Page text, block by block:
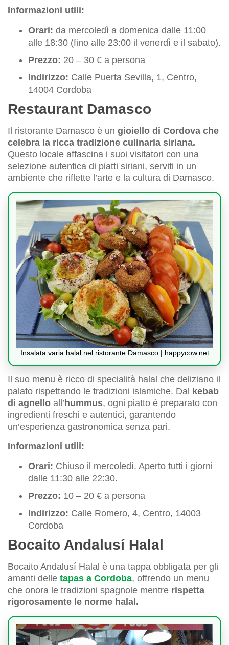
Informazioni utili:
Orari: da mercoledì a domenica dalle 11:00
alle 18:30 (fino alle 23:00 il venerdì e il sabato).
Prezzo: 20 – 30 € a persona
Indirizzo: Calle Puerta Sevilla, 1, Centro,
14004 Cordoba
Restaurant Damasco
Il ristorante Damasco è un gioiello di Cordova che
celebra la ricca tradizione culinaria siriana.
Questo locale affascina i suoi visitatori con una
selezione autentica di piatti siriani, serviti in un
ambiente che riflette l’arte e la cultura di Damasco.
Insalata varia halal nel ristorante Damasco | happycow.net
Il suo menu è ricco di specialità halal che deliziano il
palato rispettando le tradizioni islamiche. Dal kebab
di agnello all’hummus, ogni piatto è preparato con
ingredienti freschi e autentici, garantendo
un’esperienza gastronomica senza pari.
Informazioni utili:
Orari: Chiuso il mercoledì. Aperto tutti i giorni
dalle 11:30 alle 22:30.
Prezzo: 10 – 20 € a persona
Indirizzo: Calle Romero, 4, Centro, 14003
Cordoba
Bocaito Andalusí Halal
Bocaito Andalusí Halal è una tappa obbligata per gli
amanti delle tapas a Cordoba, offrendo un menu
che onora le tradizioni spagnole mentre rispetta
rigorosamente le norme halal.